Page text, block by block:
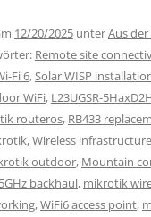
12/20/2025 unterAus
Remote site
Fi 6,Solar WISP
WiFi, L23UGSR-
routeros, RB433
,Wireless infrastructure
outdoor, Mountain
5GHz backhaul, mikrotik
,WiFi6 access point,